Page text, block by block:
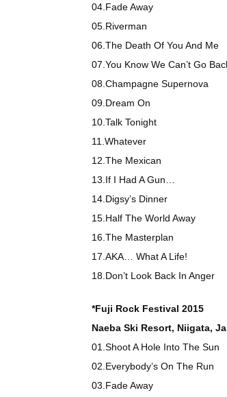
04.Fade Away
05.Riverman
06.The Death Of You And Me
07.You Know We Can’t Go
08.Champagne Supernova
09.Dream On
10.Talk Tonight
11.Whatever
12.The Mexican
13.If I Had A Gun…
14.Digsy’s Dinner
15.Half The World Away
16.The Masterplan
17.AKA… What A Life!
18.Don’t Look Back In Anger
*Fuji Rock Festival 2015
Naeba Ski Resort, Niigata,
01.Shoot A Hole Into The Sun
02.Everybody’s On The Run
03.Fade Away